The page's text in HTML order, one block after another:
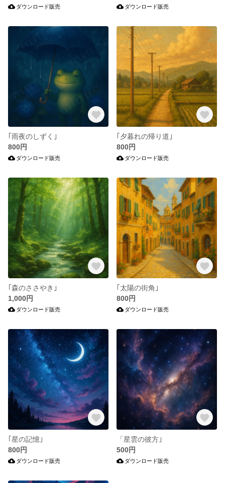
ダウンロード販売 ダウンロード販売
｢雨夜のしずく｣
800円
ダウンロード販売
｢夕暮れの帰り道｣
800円
ダウンロード販売
｢森のささやき｣
1,000円
ダウンロード販売
｢太陽の街角｣
800円
ダウンロード販売
｢星の記憶｣
800円
ダウンロード販売
「星雲の彼方｣
500円
ダウンロード販売